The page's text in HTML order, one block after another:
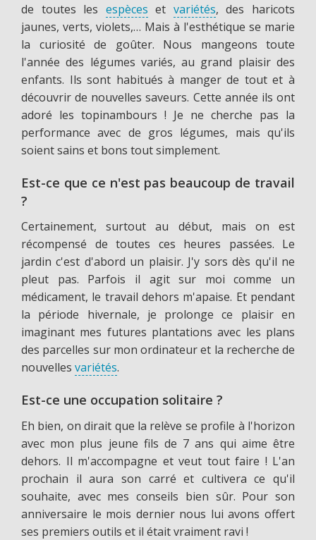
de toutes les espèces et variétés, des haricots
jaunes, verts, violets,… Mais à l'esthétique se marie
la curiosité de goûter. Nous mangeons toute
l'année des légumes variés, au grand plaisir des
enfants. Ils sont habitués à manger de tout et à
découvrir de nouvelles saveurs. Cette année ils ont
adoré les topinambours ! Je ne cherche pas la
performance avec de gros légumes, mais qu'ils
soient sains et bons tout simplement.
Est-ce que ce n'est pas beaucoup de travail
?
Certainement, surtout au début, mais on est
récompensé de toutes ces heures passées. Le
jardin c'est d'abord un plaisir. J'y sors dès qu'il ne
pleut pas. Parfois il agit sur moi comme un
médicament, le travail dehors m'apaise. Et pendant
la période hivernale, je prolonge ce plaisir en
imaginant mes futures plantations avec les plans
des parcelles sur mon ordinateur et la recherche de
nouvelles variétés.
Est-ce une occupation solitaire ?
Eh bien, on dirait que la relève se profile à l'horizon
avec mon plus jeune fils de 7 ans qui aime être
dehors. Il m'accompagne et veut tout faire ! L'an
prochain il aura son carré et cultivera ce qu'il
souhaite, avec mes conseils bien sûr. Pour son
anniversaire le mois dernier nous lui avons offert
ses premiers outils et il était vraiment ravi !